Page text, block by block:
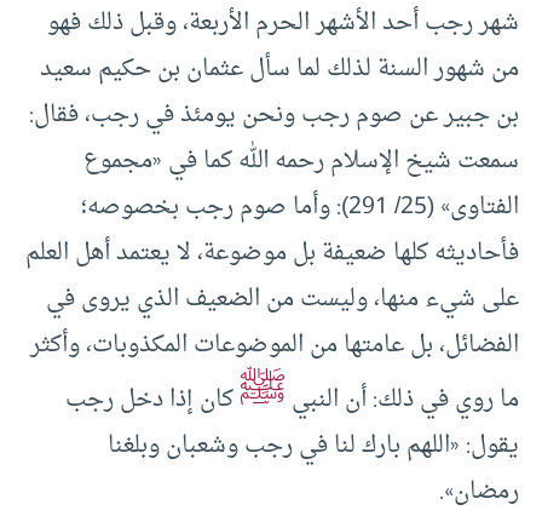
شهر رجب أحد الأشهر الحرم الأربعة، وقبل ذلك فهو
من شهور السنة لذلك لما سأل عثمان بن حكيم سعيد
بن جبير عن صوم رجب ونحن يومئذ في رجب، فقال:
سمعت شيخ الإسلام رحمه الله كما في «مجموع
الفتاوى» (25/ 291): وأما صوم ‌رجب بخصوصه؛
فأحاديثه كلها ضعيفة بل موضوعة، لا يعتمد أهل العلم
على شيء منها، وليست من الضعيف الذي يروى في
الفضائل، بل عامتها من الموضوعات المكذوبات، وأكثر
ما روي في ذلك: أن النبيﷺكان إذا دخل ‌رجب
يقول: «اللهم بارك لنا في ‌رجب وشعبان وبلغنا
رمضان».